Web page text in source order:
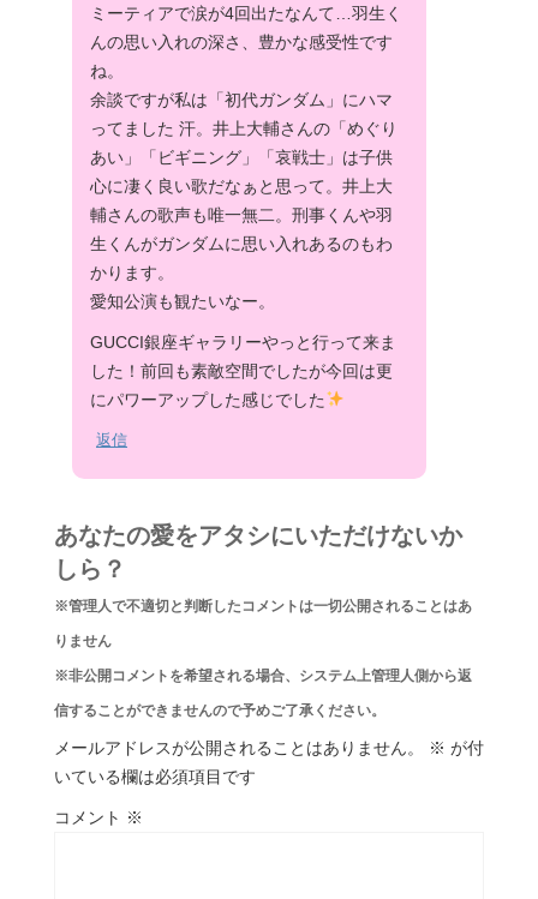
ミーティアで涙が4回出たなんて…羽生く
んの思い入れの深さ、豊かな感受性です
ね。
余談ですが私は「初代ガンダム」にハマ
ってました 汗。井上大輔さんの「めぐり
あい」「ビギニング」「哀戦士」は子供
心に凄く良い歌だなぁと思って。井上大
輔さんの歌声も唯一無二。刑事くんや羽
生くんがガンダムに思い入れあるのもわ
かります。
愛知公演も観たいなー。
GUCCI銀座ギャラリーやっと行って来ま
した！前回も素敵空間でしたが今回は更
にパワーアップした感じでした
返信
あなたの愛をアタシにいただけないか
しら？
※管理人で不適切と判断したコメントは一切公開されることはあ
りません
※非公開コメントを希望される場合、システム上管理人側から返
信することができませんので予めご了承ください。
メールアドレスが公開されることはありません。 ※ が付
いている欄は必須項目です
コメント ※